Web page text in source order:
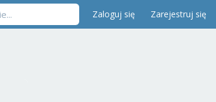
Zaloguj się Zarejestruj się